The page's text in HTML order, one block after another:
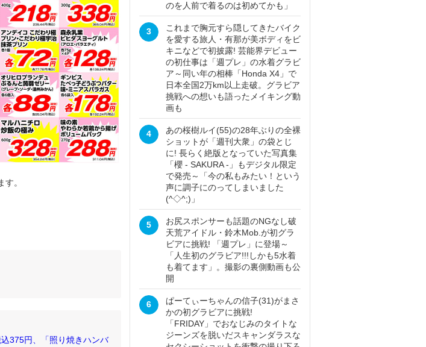
。
375円、「照り焼きハンバ
のを人前で着るのは初めてかも」
3
これまで胸元すら隠してきたバイク
を愛する旅人・有那が美ボディをビ
キニなどで初披露! 芸能界デビュー
の初仕事は「週プレ」の水着グラビ
ア～同い年の相棒「Honda X4」で
日本全国2万km以上走破。グラビア
挑戦への想いも語ったメイキング動
画も
4
あの桜樹ルイ(55)の28年ぶりの全裸
ショットが「週刊大衆」の袋とじ
に! 長らく絶版となっていた写真集
「櫻 - SAKURA -」もデジタル限定
で発売～「今の私もみたい！という
声に調子にのってしまいました
(^◇^;)」
5
お尻スポンサーも話題のNGなし破
天荒アイドル・鈴木Mob.が初グラ
ビアに挑戦! 「週プレ」に登場～
「人生初のグラビア!!!しかも5水着
も着てます」。撮影の裏側動画も公
開
6
ぱーてぃーちゃんの信子(31)がまさ
かの初グラビアに挑戦!
「FRIDAY」でおなじみのタイトな
ジーンズを脱いだスキャンダラスな